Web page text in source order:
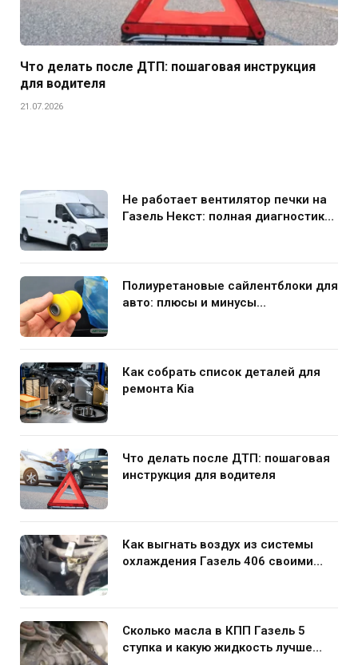
Что делать после ДТП: пошаговая инструкция
для водителя
21.07.2026
Не работает вентилятор печки на
Газель Некст: полная диагностика
Полиуретановые сайлентблоки для
авто: плюсы и минусы
Как собрать список деталей для
ремонта Kia
Что делать после ДТП: пошаговая
инструкция для водителя
Как выгнать воздух из системы
охлаждения Газель 406 своими
Сколько масла в КПП Газель 5
ступка и какую жидкость лучше